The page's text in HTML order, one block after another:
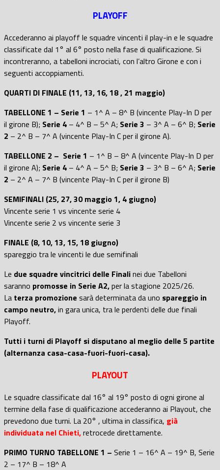
PLAYOFF
Accederanno ai playoff le squadre vincenti il play-in e le squadre
classificate dal 1° al 6° posto nella fase di qualificazione. Si
incontreranno, a tabelloni incrociati, con l’altro Girone e con i
seguenti accoppiamenti.
QUARTI DI FINALE (11, 13, 16, 18 , 21 maggio)
TABELLONE 1 – Serie 1 – 1^ A – 8^ B (vincente Play-In D per
il girone B); Serie 4 – 4^ B – 5^ A; Serie 3 – 3^ A – 6^ B; Serie
2 – 2^ B – 7^ A (vincente Play-In C per il girone A).
TABELLONE 2 – Serie 1 – 1^ B – 8^ A (vincente Play-In D per
il girone A); Serie 4 – 4^ A – 5^ B; Serie 3 – 3^ B – 6^ A; Serie
2 – 2^ A – 7^ B (vincente Play-In C per il girone B)
SEMIFINALI (25, 27, 30 maggio 1, 4 giugno)
Vincente serie 1 vs vincente serie 4
Vincente serie 2 vs vincente serie 3
FINALE (8, 10, 13, 15, 18 giugno)
spareggio tra le vincenti le due semifinali
Le due squadre vincitrici delle Finalinei due Tabelloni
saranno promosse in Serie A2,per la stagione 2025/26.
La terza promozione sarà determinata da uno spareggio in
campo neutro,in gara unica, tra le perdenti delle due finali
Playoff.
Tutti i turni di Playoff si disputano al meglio delle 5 partite
(alternanza casa-casa-fuori-fuori-casa).
PLAYOUT
Le squadre classificate dal 16° al 19° posto di ogni girone al
termine della fase di qualificazione accederanno ai Playout, che
prevedono due turni. La 20° , ultima in classifica, già
individuata nel Chieti,retrocede direttamente.
PRIMO TURNO TABELLONE 1 – Serie 1 – 16^ A – 19^ B, Serie
2 – 17^ B – 18^ A